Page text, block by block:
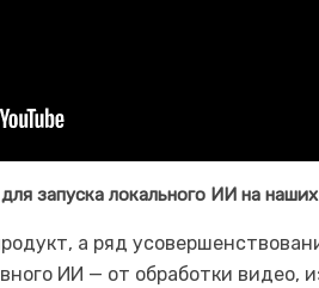
запуска локального ИИ на
а ряд
ИИ — от обработки